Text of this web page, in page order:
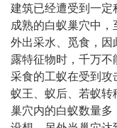
建筑已经遭受到一定
成熟的白蚁巢穴中
外出采水、觅食，因
露特征物时，千万不
采食的工蚁在受到攻
蚁王、蚁后、若蚁转
巢穴内的白蚁数量多